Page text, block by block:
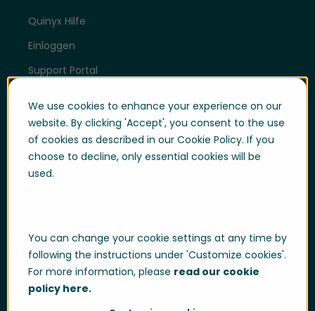
We use cookies to enhance your experience on our
website. By clicking 'Accept', you consent to the use
of cookies as described in our Cookie Policy. If you
choose to decline, only essential cookies will be
used.
You can change your cookie settings at any time by
following the instructions under 'Customize cookies'.
For more information, please read our cookie
policy here.
Quinyx Hilfe
Einloggen
Support Portal
Trust Center
Compliance & Policies
Developer portal
Data Privacy Cookie Policy
Impressum
Sitemap